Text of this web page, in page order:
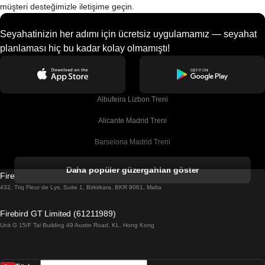
müşteri desteğimizle iletişime geçin.
Seyahatinizin her adımı için ücretsiz uygulamamız — seyahat
planlaması hiç bu kadar kolay olmamıştı!
Albufeira Lizbon Treni
Alicante Madrid Treni
Barselona Madrid Treni
Barselona Sevilla Treni
Belfast Dublin Treni
Daha popüler güzergahları göster
Firebird GT Limited (OC 1451)
432, Triq Fleur de Lys, Suite 1, Birkirkara, BKR 9061, Malta
Firebird GT Limited (61211989)
Unit G 15/F Tal Building 49 Austin Road, KL, Hong Kong